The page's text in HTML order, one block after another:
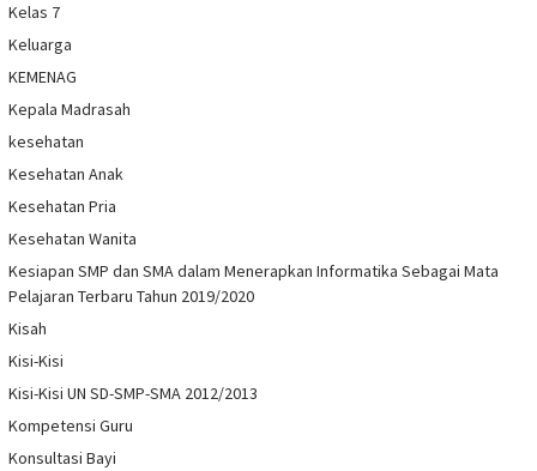
Kelas 7
Keluarga
KEMENAG
Kepala Madrasah
kesehatan
Kesehatan Anak
Kesehatan Pria
Kesehatan Wanita
Kesiapan SMP dan SMA dalam Menerapkan Informatika Sebagai Mata
Pelajaran Terbaru Tahun 2019/2020
Kisah
Kisi-Kisi
Kisi-Kisi UN SD-SMP-SMA 2012/2013
Kompetensi Guru
Konsultasi Bayi